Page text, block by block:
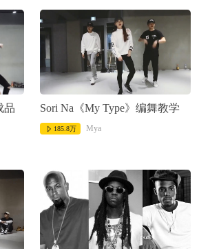
品
Sori Na《My Type》编舞教学
185.8万 Mya